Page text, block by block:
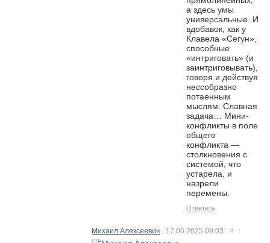
а здесь умы
универсальные. И
вдобавок, как у
Клавела «Сегун»,
способные
«интриговать» (и
заинтриговывать),
говоря и действуя
нессобразно
потаенным
мыслям. Славная
задача… Мини-
конфликты в поле
общего
конфликта —
столкновения с
системой, что
устарела, и
назрели
перемены.
Ответить
Михаил Алексеевич 17.06.2025 09:03 # ↑